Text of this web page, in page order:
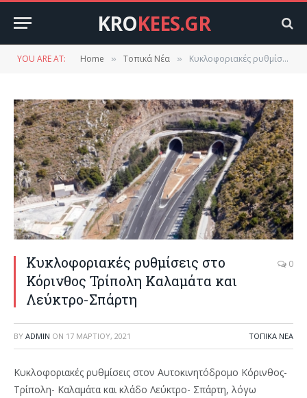
KROKEES.GR
YOU ARE AT: Home » Τοπικά Νέα » Κυκλοφοριακές ρυθμίσεις στο Κόρινθος Τρίπολη Καλαμάτα και Λεύκτρο-Σπάρτη
Κυκλοφοριακές ρυθμίσεις στο
Κόρινθος Τρίπολη Καλαμάτα και
Λεύκτρο-Σπάρτη
0
BY ADMIN ON 17 ΜΑΡΤΊΟΥ, 2021 ΤΟΠΙΚΆ ΝΈΑ
Κυκλοφοριακές ρυθμίσεις στον Αυτοκινητόδρομο Κόρινθος-
Τρίπολη- Καλαμάτα και κλάδο Λεύκτρο- Σπάρτη, λόγω